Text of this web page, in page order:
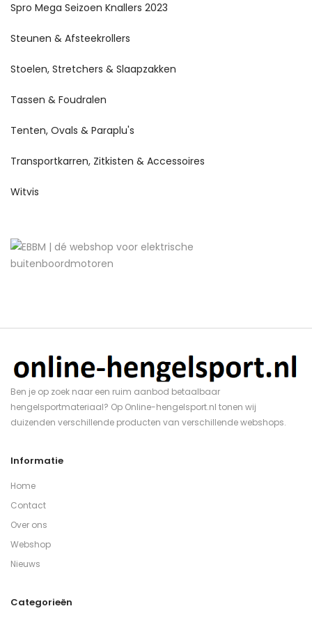
Spro Mega Seizoen Knallers 2023
Steunen & Afsteekrollers
Stoelen, Stretchers & Slaapzakken
Tassen & Foudralen
Tenten, Ovals & Paraplu's
Transportkarren, Zitkisten & Accessoires
Witvis
Ben je op zoek naar een ruim aanbod betaalbaar
hengelsportmateriaal? Op Online-hengelsport.nl tonen wij
duizenden verschillende producten van verschillende webshops.
Informatie
Home
Contact
Over ons
Webshop
Nieuws
Categorieën